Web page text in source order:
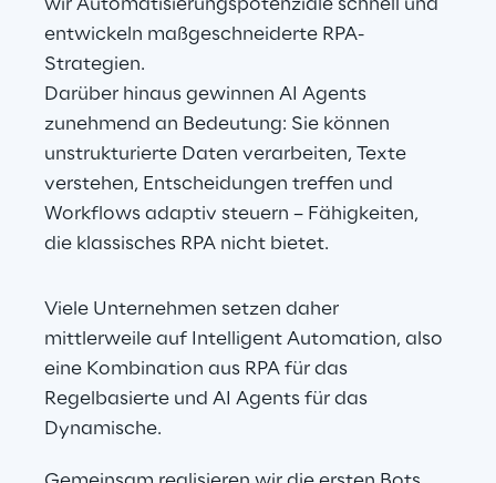
wir Automatisierungspotenziale schnell und
entwickeln maßgeschneiderte RPA-
Strategien.
Darüber hinaus gewinnen AI Agents
zunehmend an Bedeutung: Sie können
unstrukturierte Daten verarbeiten, Texte
verstehen, Entscheidungen treffen und
Workflows adaptiv steuern – Fähigkeiten,
die klassisches RPA nicht bietet.
Viele Unternehmen setzen daher
mittlerweile auf Intelligent Automation, also
eine Kombination aus RPA für das
Regelbasierte und AI Agents für das
Dynamische.